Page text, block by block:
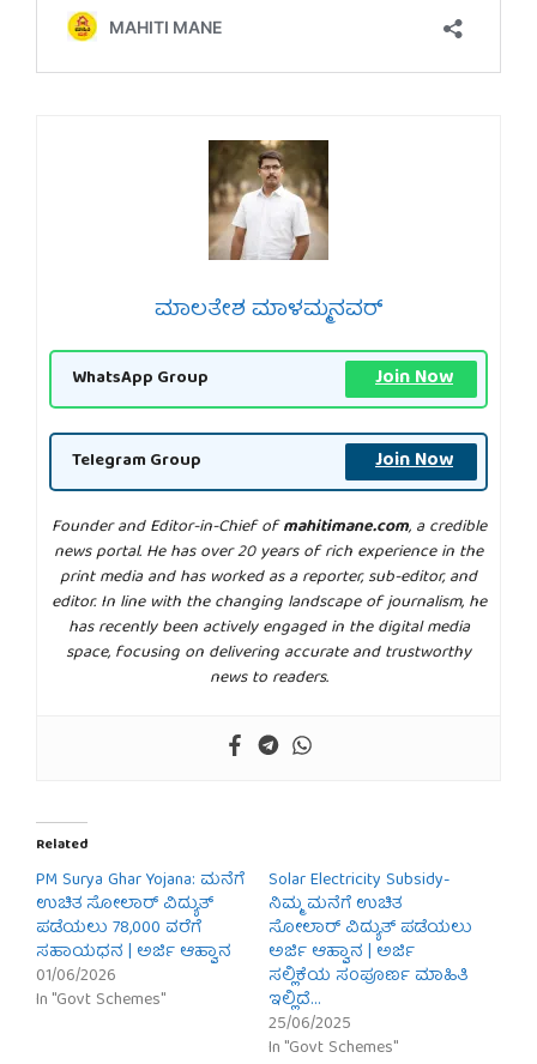
ಮಾಲತೇಶ ಮಾಳಮ್ಮನವರ್
WhatsApp Group Join Now
Telegram Group Join Now
Founder and Editor-in-Chief ofmahitimane.com, a credible
news portal. He has over 20 years of rich experience in the
print media and has worked as a reporter, sub-editor, and
editor. In line with the changing landscape of journalism, he
has recently been actively engaged in the digital media
space, focusing on delivering accurate and trustworthy
news to readers.
Related
PM Surya Ghar Yojana: ಮನೆಗೆ
ಉಚಿತ ಸೋಲಾರ್ ವಿದ್ಯುತ್
ಪಡೆಯಲು 78,000 ವರೆಗೆ
ಸಹಾಯಧನ | ಅರ್ಜಿ ಆಹ್ವಾನ
01/06/2026
In "Govt Schemes"
Solar Electricity Subsidy-
ನಿಮ್ಮ ಮನೆಗೆ ಉಚಿತ
ಸೋಲಾರ್ ವಿದ್ಯುತ್ ಪಡೆಯಲು
ಅರ್ಜಿ ಆಹ್ವಾನ | ಅರ್ಜಿ
ಸಲ್ಲಿಕೆಯ ಸಂಪೂರ್ಣ ಮಾಹಿತಿ
ಇಲ್ಲಿದೆ…
25/06/2025
In "Govt Schemes"